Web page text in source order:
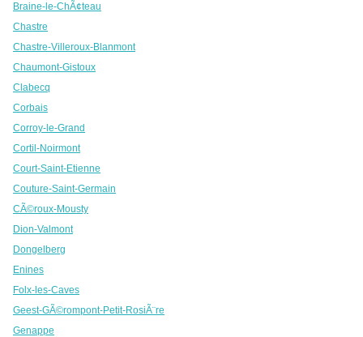
Braine-le-ChÃ¢teau
Chastre
Chastre-Villeroux-Blanmont
Chaumont-Gistoux
Clabecq
Corbais
Corroy-le-Grand
Cortil-Noirmont
Court-Saint-Etienne
Couture-Saint-Germain
CÃ©roux-Mousty
Dion-Valmont
Dongelberg
Enines
Folx-les-Caves
Geest-GÃ©rompont-Petit-RosiÃ¨re
Genappe